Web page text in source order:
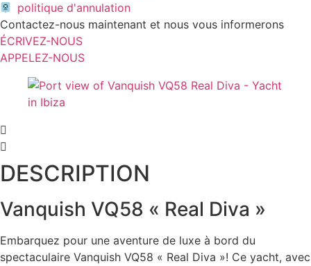
politique d'annulation
Contactez-nous maintenant et nous vous informerons
ÉCRIVEZ-NOUS
APPELEZ-NOUS
DESCRIPTION
Vanquish VQ58 « Real Diva »
Embarquez pour une aventure de luxe à bord du
spectaculaire Vanquish VQ58 « Real Diva »! Ce yacht, avec